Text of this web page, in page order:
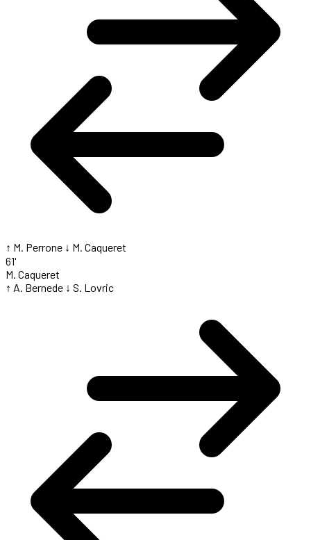
↑ M. Perrone ↓ M. Caqueret
61'
M. Caqueret
↑ A. Bernede ↓ S. Lovric